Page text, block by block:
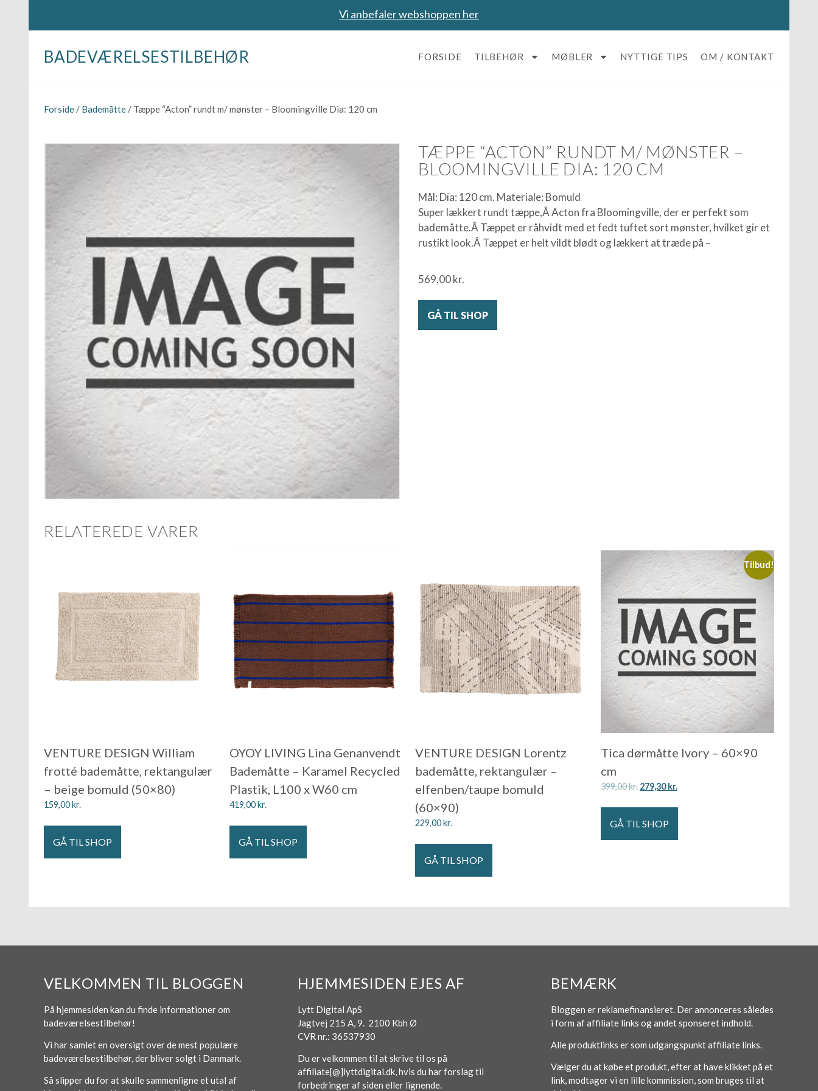
Vi anbefaler webshoppen her
BADEVÆRELSESTILBEHØR FORSIDE TILBEHØR MØBLER NYTTIGE TIPS OM / KONTAKT
Forside / Bademåtte / Tæppe “Acton” rundt m/ mønster – Bloomingville Dia: 120 cm
TÆPPE “ACTON” RUNDT M/ MØNSTER –
BLOOMINGVILLE DIA: 120 CM
Mål: Dia: 120 cm. Materiale: Bomuld
Super lækkert rundt tæppe,Â Acton fra Bloomingville, der er perfekt som
bademåtte.Â Tæppet er råhvidt med et fedt tuftet sort mønster, hvilket gir et
rustikt look.Â Tæppet er helt vildt blødt og lækkert at træde på –
569,00kr.
GÅ TIL SHOP
RELATEREDE VARER
VENTURE DESIGN William
frotté bademåtte, rektangulær
– beige bomuld (50×80)
159,00kr.
GÅ TIL SHOP
OYOY LIVING Lina Genanvendt
Bademåtte – Karamel Recycled
Plastik, L100 x W60 cm
419,00kr.
GÅ TIL SHOP
VENTURE DESIGN Lorentz
bademåtte, rektangulær –
elfenben/taupe bomuld
(60×90)
229,00kr.
GÅ TIL SHOP
Tilbud!
Tica dørmåtte Ivory – 60×90
cm
399,00kr. 279,30kr.
GÅ TIL SHOP
VELKOMMEN TIL BLOGGEN
På hjemmesiden kan du finde informationer om
badeværelsestilbehør!
Vi har samlet en oversigt over de mest populære
badeværelsestilbehør, der bliver solgt i Danmark.
Så slipper du for at skulle sammenligne et utal af
HJEMMESIDEN EJES AF
Lytt Digital ApS
Jagtvej 215 A, 9. 2100 Kbh Ø
CVR nr.: 36537930
Du er velkommen til at skrive til os på
affiliate[@]lyttdigital.dk, hvis du har forslag til
forbedringer af siden eller lignende.
BEMÆRK
Bloggen er reklamefinansieret. Der annonceres således
i form af affiliate links og andet sponseret indhold.
Alle produktlinks er som udgangspunkt affiliate links.
Vælger du at købe et produkt, efter at have klikket på et
link, modtager vi en lille kommission, som bruges til at